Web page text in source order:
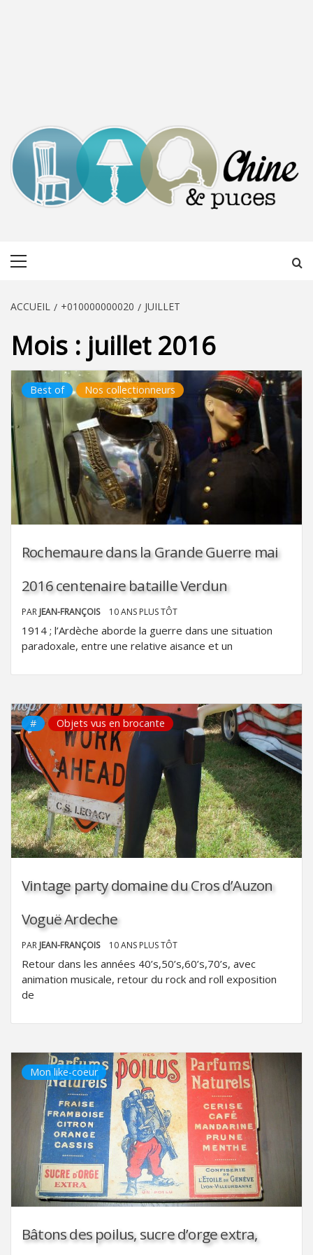
ACCUEIL +010000000020 JUILLET
Mois : juillet 2016
Best of Nos collectionneurs
Rochemaure dans la Grande Guerre mai
2016 centenaire bataille Verdun
PAR JEAN-FRANÇOIS 10 ANS PLUS TÔT
1914 ; l’Ardèche aborde la guerre dans une situation
paradoxale, entre une relative aisance et un
# Objets vus en brocante
Vintage party domaine du Cros d’Auzon
Voguë Ardeche
PAR JEAN-FRANÇOIS 10 ANS PLUS TÔT
Retour dans les années 40’s,50’s,60’s,70’s, avec
animation musicale, retour du rock and roll exposition
de
Mon like-coeur
Bâtons des poilus, sucre d’orge extra,